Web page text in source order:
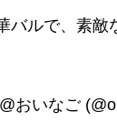
バルで、素敵
おいなご